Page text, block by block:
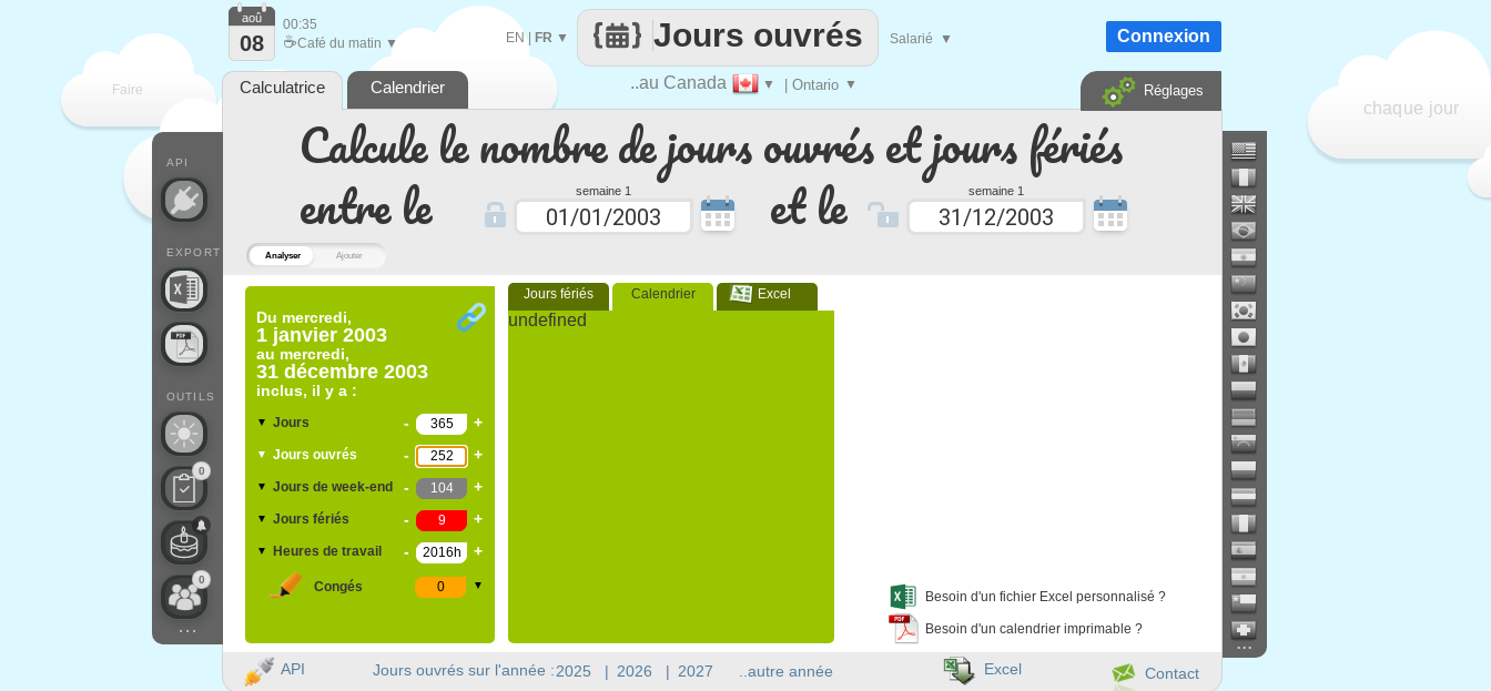
Analyser Ajouter
Calcule le nombre de jours ouvrés et jours fériés
entre le
semaine 1 et le semaine 1
Du mercredi,
1 janvier 2003
au mercredi,
31 décembre 2003
inclus, il y a :
▼ Jours - +
▼ Jours ouvrés - +
▼ Jours de week-end - +
▼ Jours fériés - +
▼ Heures de travail - +
Congés ▼
Jours fériés Calendrier Excel
undefined
Besoin d'un fichier Excel personnalisé ?
Besoin d'un calendrier imprimable ?
Faire
chaque jour
..au Canada ▼ | Ontario ▼
Jours ouvrés
EN| FR ▼ Salarié ▼
API
EXPORT
OUTILS
0
0
...
aoû
08
00:35
☕Café du matin ▼ Connexion
Calculatrice Calendrier Réglages
Jours ouvrés sur l'année :2025 | 2026 | 2027 ..autre année
...
API Contact
Excel